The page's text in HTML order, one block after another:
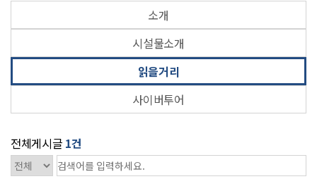
소개
시설물소개
읽을거리
사이버투어
전체게시글 1건